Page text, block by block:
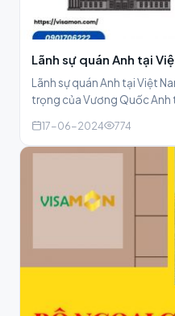
Lãnh sự quán Anh tại
Lãnh sự quán Anh tại Việt
trọng của Vương Quốc Anh
17-06-2024 774